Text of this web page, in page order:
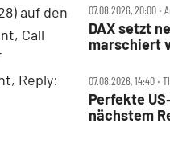
auf den
Call
Reply:
07.08.2026, 20:00 ‧
DAX setzt
marschiert
07.08.2026, 14:40 ‧
Perfekte
nächstem